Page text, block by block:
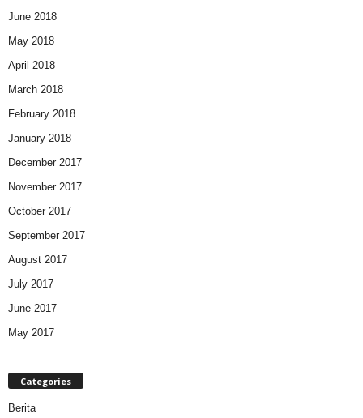
June 2018
May 2018
April 2018
March 2018
February 2018
January 2018
December 2017
November 2017
October 2017
September 2017
August 2017
July 2017
June 2017
May 2017
Categories
Berita